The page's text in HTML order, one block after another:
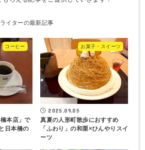
コーヒー
本店」で
日本橋の
お菓子・スイーツ
2025.09.05
真夏の人形町散歩におすすめ
「ふわり」の和栗×ひんやりスイ
ーツ